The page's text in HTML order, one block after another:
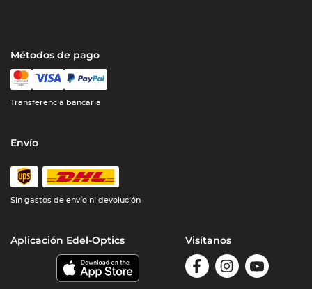
Métodos de pago
Transferencia bancaria
Envío
Sin gastos de envío ni devolución
Aplicación Edel-Optics Visítanos